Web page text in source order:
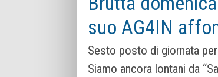
suo AG4IN
Sesto posto di giornata
Siamo ancora lontani da